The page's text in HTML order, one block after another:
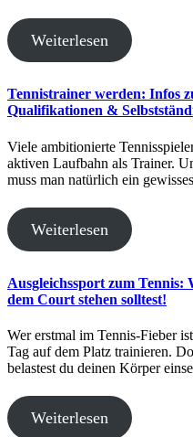
Weiterlesen
Tennistrainer werden: Infos
Qualifikationen &
Viele ambitionierte
aktiven Laufbahn als Trainer.
muss man natürlich ein
Weiterlesen
Ausgleichssport zum
dem Court stehen solltest!
Wer erstmal im Tennis-Fieber
Tag auf dem Platz trainieren.
belastest du deinen Körper
Weiterlesen